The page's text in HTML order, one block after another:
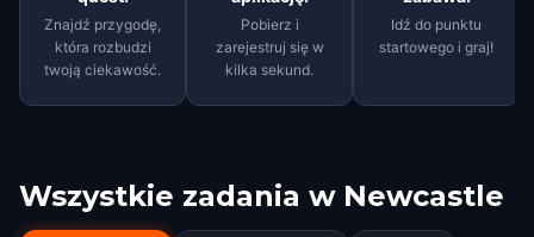
Znajdź przygodę,
która rozbudzi
twoją ciekawość.
Pobierz i
zarejestruj się w
kilka sekund.
Idź do punktu
startowego i graj!
Wszystkie zadania w Newcastle